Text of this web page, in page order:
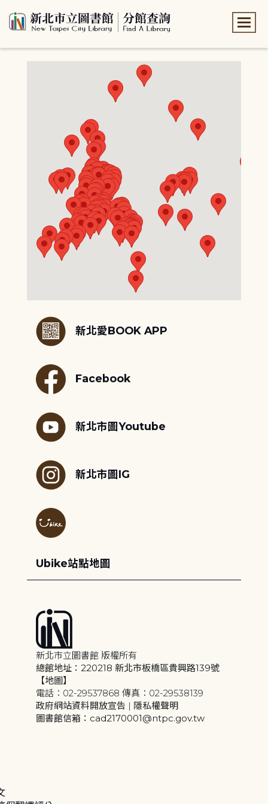
新北愛BOOK APP
Facebook
新北市圖Youtube
新北市圖IG
Ubike站點地圖
新北市立圖書館 版權所有
總館地址：220218 新北市板橋區貴興路139號
【地圖】
電話：02-29537868 傳真：02-29538139
政府網站資料開放宣告 | 隱私權聲明
圖書館信箱：cad2170001@ntpc.gov.tw